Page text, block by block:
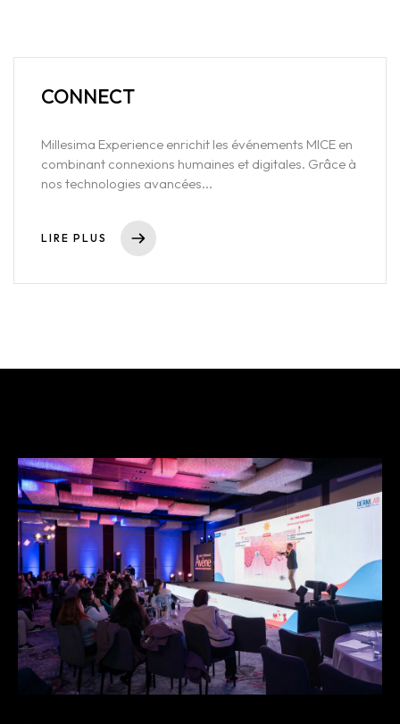
CONNECT
Millesima Experience enrichit les événements MICE en
combinant connexions humaines et digitales. Grâce à
nos technologies avancées...
LIRE PLUS